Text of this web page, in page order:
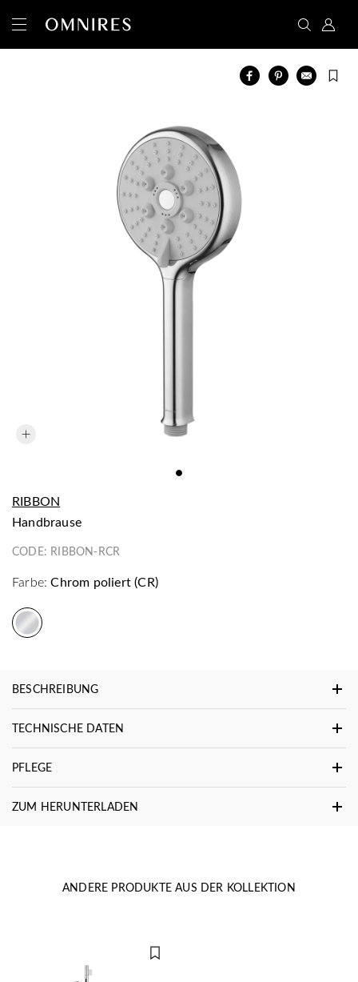
RIBBON
Handbrause
CODE: RIBBON-RCR
Farbe: Chrom poliert (CR)
BESCHREIBUNG
TECHNISCHE DATEN
PFLEGE
ZUM HERUNTERLADEN
ANDERE PRODUKTE AUS DER KOLLEKTION